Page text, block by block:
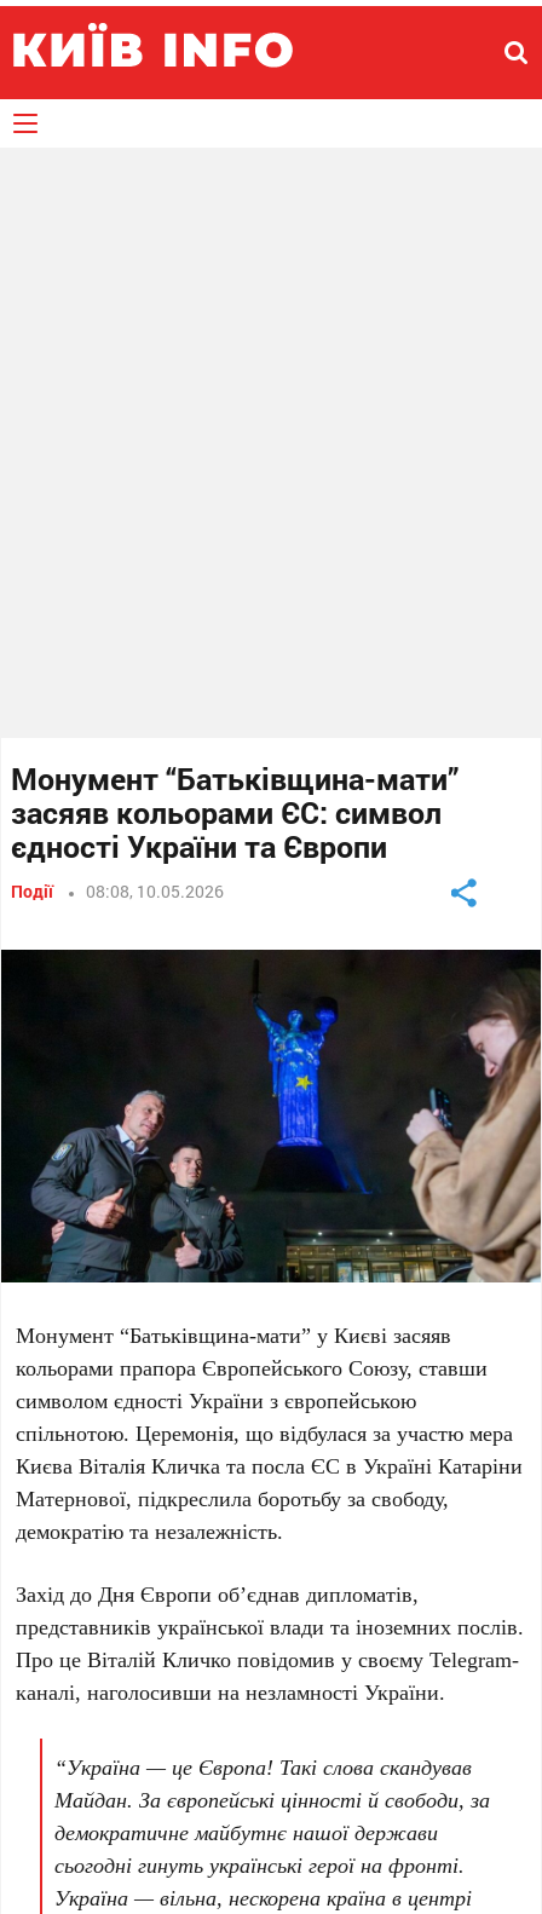
Монумент “Батьківщина-мати”
засяяв кольорами ЄС: символ
єдності України та Європи
Події 08:08, 10.05.2026
Монумент“Батьківщина-мати” уКиєві засяяв
кольорами прапора Європейського Союзу, ставши
символом єдності України з європейською
спільнотою. Церемонія, що відбулася за участю мера
Києва Віталія Кличка та посла ЄС в УкраїніКатаріни
Матернової, підкреслила боротьбу за свободу,
демократію та незалежність.
Захід доДня Європи об’єднав дипломатів,
представників української влади та іноземних послів.
Про цеВіталій Кличко повідомив у своєму Telegram-
каналі, наголосивши на незламності України.
“Україна — це Європа! Такі слова скандував
Майдан. За європейські цінності й свободи, за
демократичне майбутнє нашої держави
сьогодні гинуть українські герої на фронті.
Україна — вільна, нескорена країна в центрі